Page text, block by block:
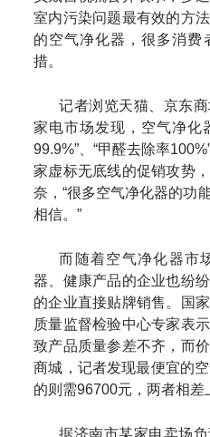
室内污染问题最有效的方
的空气净化器，很多消费
措。
记者浏览天猫、京东
家电市场发现，空气净化
99.9%”、“甲醛去除率
家虚标无底线的促销攻势
奈，“很多空气净化器的功
相信。”
而随着空气净化器市
器、健康产品的企业也纷
的企业直接贴牌销售。国
质量监督检验中心专家表
致产品质量参差不齐，而
商城，记者发现最便宜的
的则需96700元，两者相差
据济南市某家电卖场